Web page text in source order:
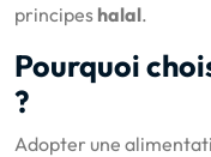
principes halal.
Pourquoi
?
Adopter une